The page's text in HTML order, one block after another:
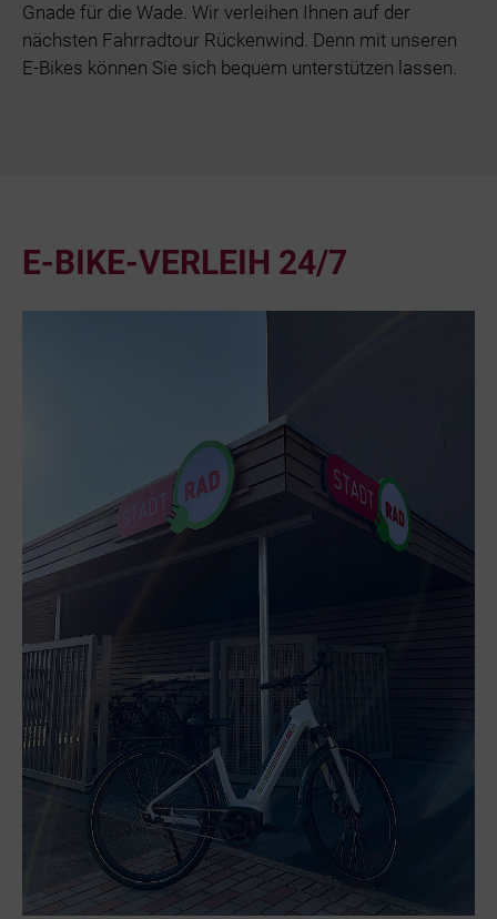
Gnade für die Wade. Wir verleihen Ihnen auf der
nächsten Fahrradtour Rückenwind. Denn mit unseren
E-Bikes können Sie sich bequem unterstützen lassen.
E-BIKE-VERLEIH 24/7